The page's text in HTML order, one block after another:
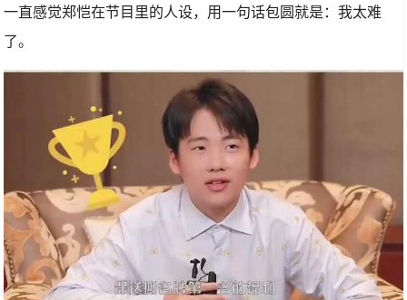
一直感觉郑恺在节目里的人设，用一句话包圆就是：我太难
了。